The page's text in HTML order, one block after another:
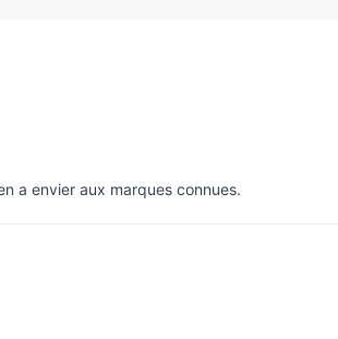
a envier aux marques connues.